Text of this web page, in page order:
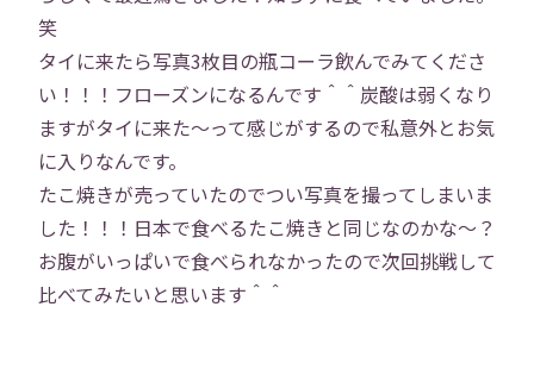
会社概要 事業内容
役員紹介 社員紹介
採用情報 役員インタビュー
笑
タイに来たら写真3枚目の瓶コーラ飲んでみてくださ
い！！！フローズンになるんです＾＾炭酸は弱くなり
ますがタイに来た〜って感じがするので私意外とお気
に入りなんです。
たこ焼きが売っていたのでつい写真を撮ってしまいま
した！！！日本で食べるたこ焼きと同じなのかな〜？
お腹がいっぱいで食べられなかったので次回挑戦して
比べてみたいと思います＾＾